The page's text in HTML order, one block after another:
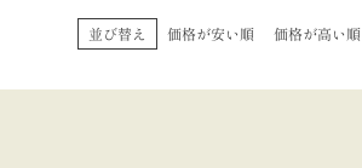
並び替え 価格が安い順 価格が高い順